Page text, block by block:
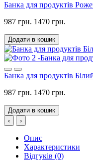
Банка для продуктів
987 грн. 1470 грн.
Додати в кошик
Банка для продуктів
987 грн. 1470 грн.
Додати в кошик
‹
›
Опис
Характеристики
Відгуків (0)